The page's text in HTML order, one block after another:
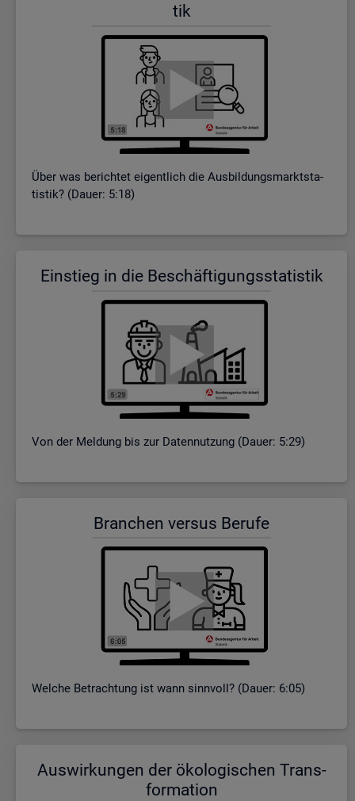
tik
Über was be­rich­tet ei­gent­lich die Aus­bil­dungs­markt­sta­
tis­tik? (Dauer: 5:18)
Ein­stieg in die Be­schäf­ti­gungs­sta­tis­tik
Von der Mel­dung bis zur Da­ten­nut­zung (Dauer: 5:29)
Bran­chen ver­sus Be­ru­fe
Wel­che Be­trach­tung ist wann sinn­voll? (Dauer: 6:05)
Aus­wir­kun­gen der öko­lo­gi­schen Trans­
for­ma­ti­on